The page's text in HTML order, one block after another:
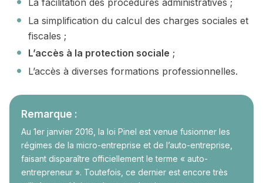
La simplification du calcul des charges sociales et
fiscales ;
L’accès à la protection sociale ;
L’accès à diverses formations professionnelles.
Remarque :
Au 1er janvier 2016, la loi Pinel est venue fusionner les
régimes de la micro-entreprise et de l’auto-entreprise,
faisant disparaître officiellement le terme « auto-
entrepreneur ». Toutefois, ce dernier est encore très